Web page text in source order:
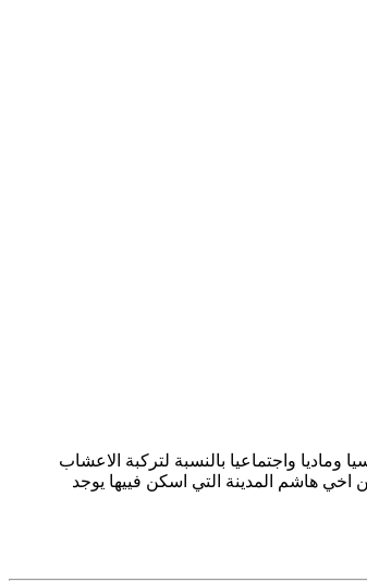
وماديا واجتماعيا بالنسبة لتركبة الاعشاب
هاشم المدينة التي اسكن فييها يوجد